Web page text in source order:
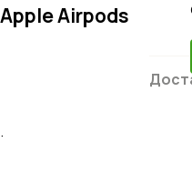
Airpods